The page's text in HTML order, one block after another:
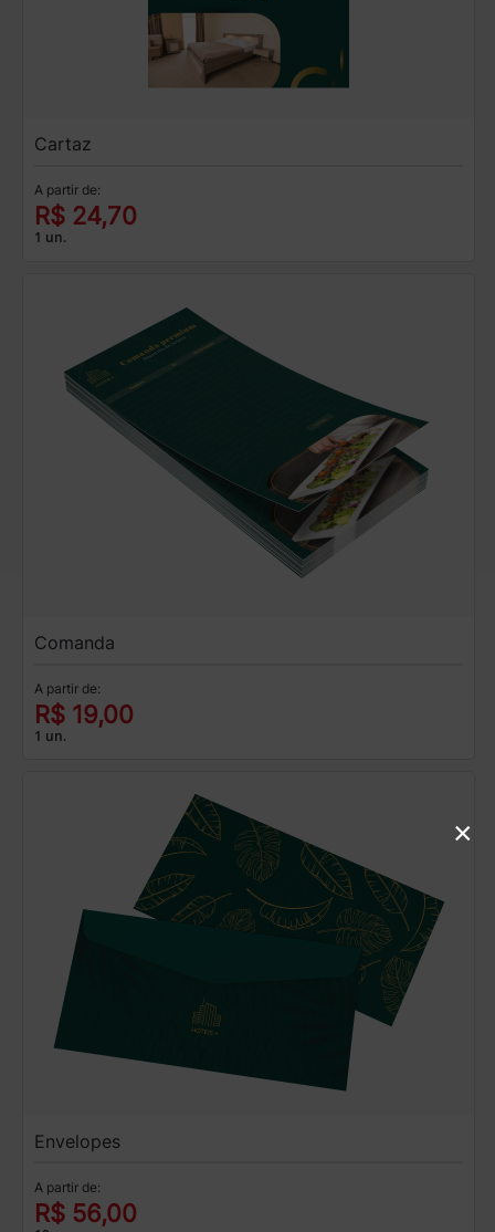
Cartaz
A partir de:
R$ 24,70
1 un.
Comanda
A partir de:
R$ 19,00
1 un.
Envelopes
A partir de:
R$ 56,00
×